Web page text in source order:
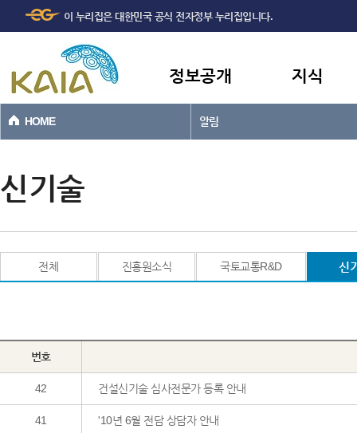
본문바로가기
이 누리집은 대한민국 공식 전자정부 누리집입니다.
정보공개 지식
HOME 알림
신기술
전체 진흥원소식 국토교통R&D 신
번호
42 건설신기술 심사전문가 등록 안내
41 '10년 6월 전담 상담자 안내